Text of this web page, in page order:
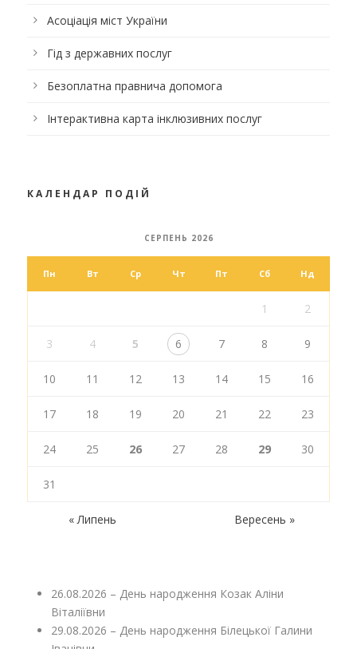
Асоціація міст України
Гід з державних послуг
Безоплатна правнича допомога
Інтерактивна карта інклюзивних послуг
КАЛЕНДАР ПОДІЙ
СЕРПЕНЬ 2026
Пн Вт Ср Чт Пт Сб Нд
1 2
3 4 5 6 7 8 9
10 11 12 13 14 15 16
17 18 19 20 21 22 23
24 25 26 27 28 29 30
31
« Липень Вересень »
26.08.2026 – День народження Козак Аліни
Віталіївни
29.08.2026 – День народження Білецької Галини